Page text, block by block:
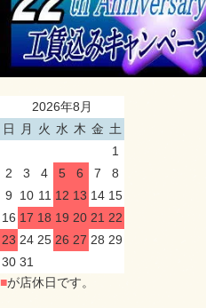
2026年8月
日
月 火 水 木 金 土
1
2
3 4 5 6 7
8
9
10 11 12 13 14 15
16 17 18 19 20 21 22
23 24 25 26 27 28 29
30 31
■が店休日です。